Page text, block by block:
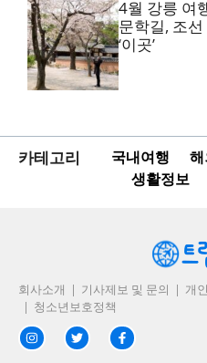
4월 강릉 여
문학길, 조
‘이곳’
카테고리 국내여행
생활정보
회사소개 기사제보 및 문의 개
청소년보호정책